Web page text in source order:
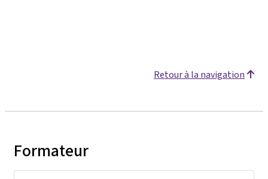
Retour à la navigation
Formateur